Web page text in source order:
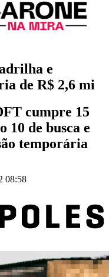
e
de R$ 2,6 mi
cumpre 15
10 de busca e
temporária
08:58